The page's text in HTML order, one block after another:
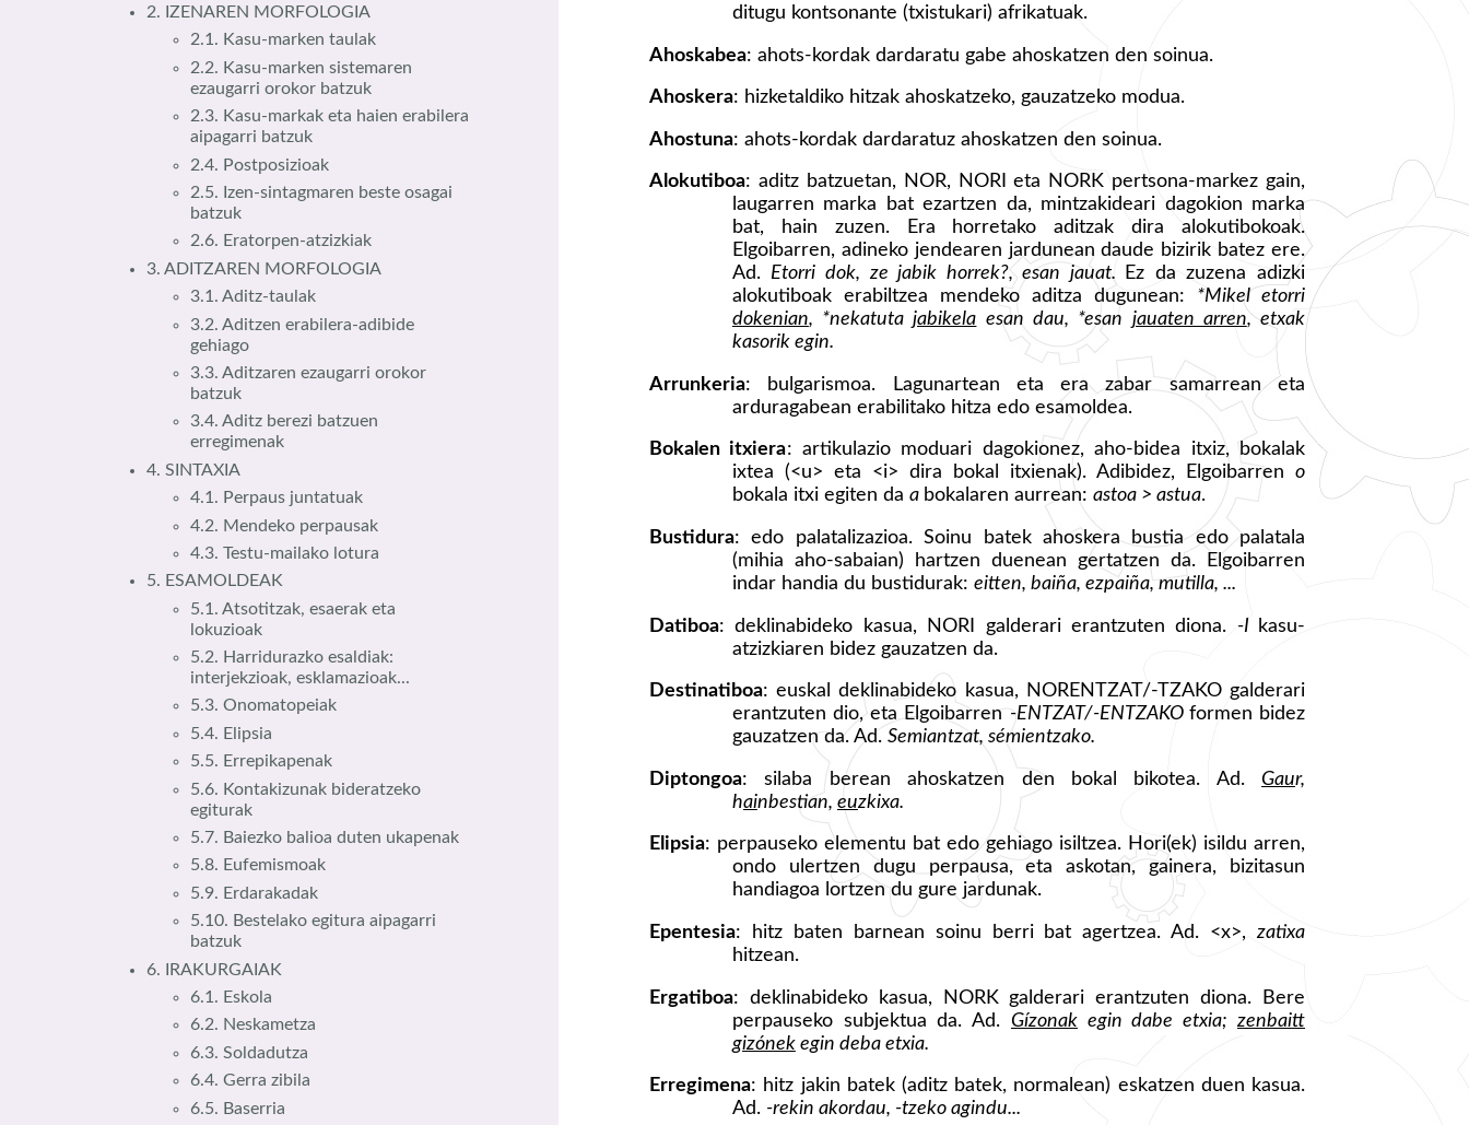
2. IZENAREN MORFOLOGIA
2.1. Kasu-marken taulak
2.2. Kasu-marken sistemaren
ezaugarri orokor batzuk
2.3. Kasu-markak eta haien erabilera
aipagarri batzuk
2.4. Postposizioak
2.5. Izen-sintagmaren beste osagai
batzuk
2.6. Eratorpen-atzizkiak
3. ADITZAREN MORFOLOGIA
3.1. Aditz-taulak
3.2. Aditzen erabilera-adibide
gehiago
3.3. Aditzaren ezaugarri orokor
batzuk
3.4. Aditz berezi batzuen
erregimenak
4. SINTAXIA
4.1. Perpaus juntatuak
4.2. Mendeko perpausak
4.3. Testu-mailako lotura
5. ESAMOLDEAK
5.1. Atsotitzak, esaerak eta
lokuzioak
5.2. Harridurazko esaldiak:
interjekzioak, esklamazioak...
5.3. Onomatopeiak
5.4. Elipsia
5.5. Errepikapenak
5.6. Kontakizunak bideratzeko
egiturak
5.7. Baiezko balioa duten ukapenak
5.8. Eufemismoak
5.9. Erdarakadak
5.10. Bestelako egitura aipagarri
batzuk
6. IRAKURGAIAK
6.1. Eskola
6.2. Neskametza
6.3. Soldadutza
6.4. Gerra zibila
6.5. Baserria
ditugu kontsonante (txistukari) afrikatuak.
Ahoskabea: ahots-kordak dardaratu gabe ahoskatzen den soinua.
Ahoskera: hizketaldiko hitzak ahoskatzeko, gauzatzeko modua.
Ahostuna: ahots-kordak dardaratuz ahoskatzen den soinua.
Alokutiboa: aditz batzuetan, NOR, NORI eta NORK pertsona-markez gain,
laugarren marka bat ezartzen da, mintzakideari dagokion marka
bat, hain zuzen. Era horretako aditzak dira alokutibokoak.
Elgoibarren, adineko jendearen jardunean daude bizirik batez ere.
Ad. Etorri dok, ze jabik horrek?, esan jauat.
Ez da zuzena adizki
alokutiboak erabiltzea mendeko aditza dugunean: *Mikel etorri
dokenian, *nekatutajabikela esan dau, *esan jauaten arren, etxak
kasorik egin.
Arrunkeria: bulgarismoa. Lagunartean eta era zabar samarrean eta
arduragabean erabilitako hitza edo esamoldea.
Bokalen itxiera: artikulazio moduari dagokionez, aho-bidea itxiz, bokalak
ixtea (<u> eta <i> dira bokal itxienak). Adibidez, Elgoibarreno
bokala itxi egiten da a bokalaren aurrean: astoa > astua.
Bustidura: edo palatalizazioa. Soinu batek ahoskera bustia edo palatala
(mihia aho-sabaian) hartzen duenean gertatzen da. Elgoibarren
indar handia du bustidurak: eitten, baiña, ezpaiña, mutilla, ...
Datiboa: deklinabideko kasua, NORI galderari erantzuten diona. -I
kasu-
atzizkiaren bidez gauzatzen da.
Destinatiboa: euskal deklinabideko kasua, NORENTZAT/-TZAKO galderari
erantzuten dio, eta Elgoibarren -ENTZAT/-ENTZAKO formen bidez
gauzatzen da. Ad. Semiantzat, sémientzako.
Diptongoa: silaba berean ahoskatzen den bokal bikotea. Ad.Gaur,
hainbestian, euzkixa.
Elipsia: perpauseko elementu bat edo gehiago isiltzea. Hori(ek) isildu arren,
ondo ulertzen dugu perpausa, eta askotan, gainera, bizitasun
handiagoa lortzen du gure jardunak.
Epentesia: hitz baten barnean soinu berri bat agertzea. Ad. <x>,zatixa
hitzean.
Ergatiboa: deklinabideko kasua, NORK galderari erantzuten diona. Bere
perpauseko subjektua da. Ad. Gízonakegin dabe etxia;zenbaitt
gizónekegin deba etxia.
Erregimena: hitz jakin batek (aditz batek, normalean) eskatzen duen kasua.
Ad. -rekin akordau, -tzeko agindu...